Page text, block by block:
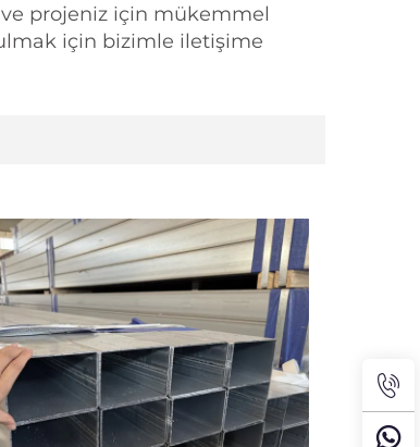
projeniz için mükemmel
için bizimle iletişime